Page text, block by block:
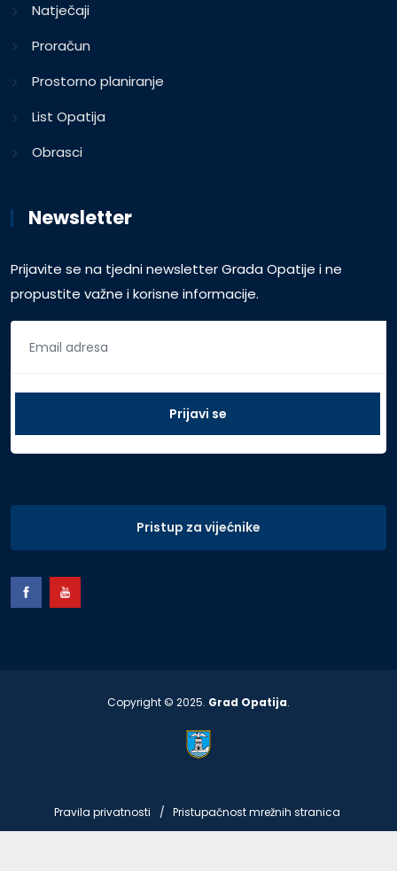
Natječaji
Proračun
Prostorno planiranje
List Opatija
Obrasci
Newsletter
Prijavite se na tjedni newsletter Grada Opatije i ne
propustite važne i korisne informacije.
Pristup za vijećnike
Copyright © 2025. Grad Opatija.
Pravila privatnosti Pristupačnost mrežnih stranica